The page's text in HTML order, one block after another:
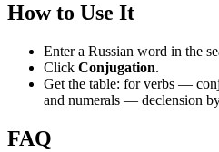
How to Use It
Enter a Russian word in the
Click Conjugation.
Get the table: for verbs —
and numerals — declension
FAQ